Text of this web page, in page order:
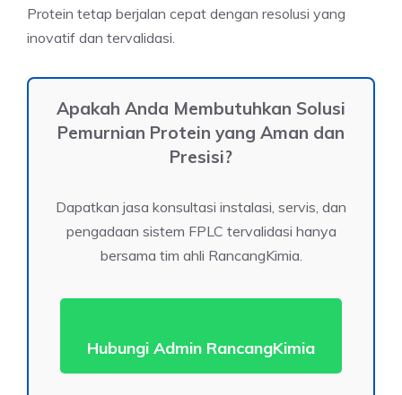
Protein tetap berjalan cepat dengan resolusi yang
inovatif dan tervalidasi.
Apakah Anda Membutuhkan Solusi
Pemurnian Protein yang Aman dan
Presisi?
Dapatkan jasa konsultasi instalasi, servis, dan
pengadaan sistem FPLC tervalidasi hanya
bersama tim ahli RancangKimia.
Hubungi Admin RancangKimia